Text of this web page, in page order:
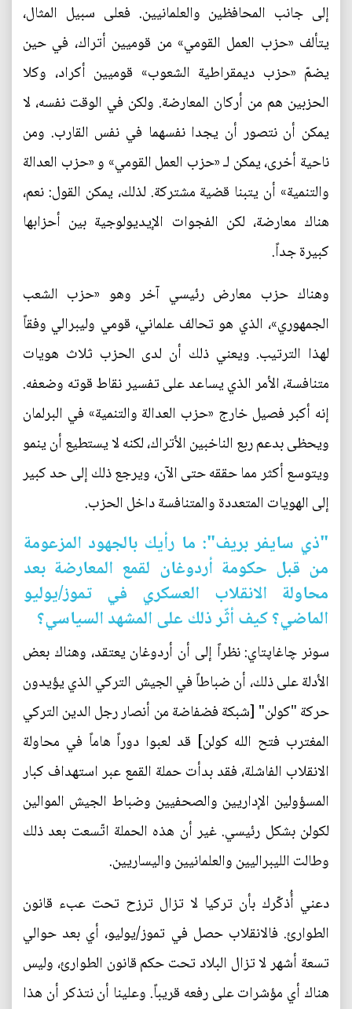
إلى جانب المحافظين والعلمانيين. فعلى سبيل المثال،
يتألف «حزب العمل القومي» من قوميين أتراك، في حين
يضمّ «حزب ديمقراطية الشعوب» قوميين أكراد، وكلا
الحزبين هم من أركان المعارضة. ولكن في الوقت نفسه، لا
يمكن أن نتصور أن يجدا نفسهما في نفس القارب. ومن
ناحية أخرى، يمكن لـ «حزب العمل القومي» و «حزب العدالة
والتنمية» أن يتبنا قضية مشتركة. لذلك، يمكن القول: نعم،
هناك معارضة، لكن الفجوات الإيديولوجية بين أحزابها
كبيرة جداً.
وهناك حزب معارض رئيسي آخر وهو «حزب الشعب
الجمهوري»، الذي هو تحالف علماني، قومي وليبرالي وفقاً
لهذا الترتيب. ويعني ذلك أن لدى الحزب ثلاث هويات
متنافسة، الأمر الذي يساعد على تفسير نقاط قوته وضعفه.
إنه أكبر فصيل خارج «حزب العدالة والتنمية» في البرلمان
ويحظى بدعم ربع الناخبين الأتراك، لكنه لا يستطيع أن ينمو
ويتوسع أكثر مما حققه حتى الآن، ويرجع ذلك إلى حد كبير
إلى الهويات المتعددة والمتنافسة داخل الحزب.
"ذي سايفر بريف": ما رأيك بالجهود المزعومة
من قبل حكومة أردوغان لقمع المعارضة بعد
محاولة الانقلاب العسكري في تموز/يوليو
الماضي؟ كيف أثّر ذلك على المشهد السياسي؟
سونر چاغاپتاي: نظراً إلى أن أردوغان يعتقد، وهناك بعض
الأدلة على ذلك، أن ضباطاً في الجيش التركي الذي يؤيدون
حركة "كولن" [شبكة فضفاضة من أنصار رجل الدين التركي
المغترب فتح الله كولن] قد لعبوا دوراً هاماً في محاولة
الانقلاب الفاشلة، فقد بدأت حملة القمع عبر استهداف كبار
المسؤولين الإداريين والصحفيين وضباط الجيش الموالين
لكولن بشكل رئيسي. غير أن هذه الحملة اتّسعت بعد ذلك
وطالت الليبراليين والعلمانيين واليساريين.
دعني أُذكّرك بأن تركيا لا تزال ترزح تحت عبء قانون
الطوارئ. فالانقلاب حصل في تموز/يوليو، أي بعد حوالي
تسعة أشهر لا تزال البلاد تحت حكم قانون الطوارئ، وليس
هناك أي مؤشرات على رفعه قريباً. وعلينا أن نتذكر أن هذا